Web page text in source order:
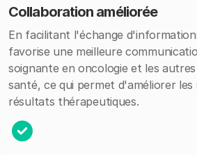
Collaboration améliorée
En facilitant l'échange
favorise une meilleure
soignante en oncologie et les
santé, ce qui permet d'améliorer
résultats thérapeutiques.